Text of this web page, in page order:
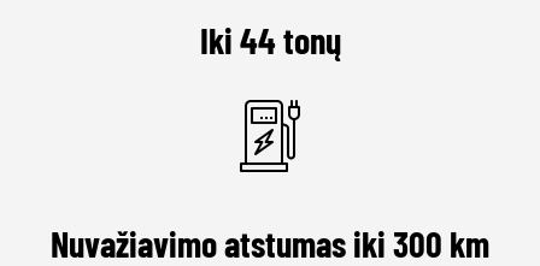
Iki 44 tonų
Nuvažiavimo atstumas iki 300 km